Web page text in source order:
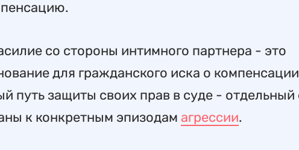
со стороны интимного партнера - это
для гражданского иска о
путь защиты своих прав в суде -
к конкретным эпизодам агрессии.